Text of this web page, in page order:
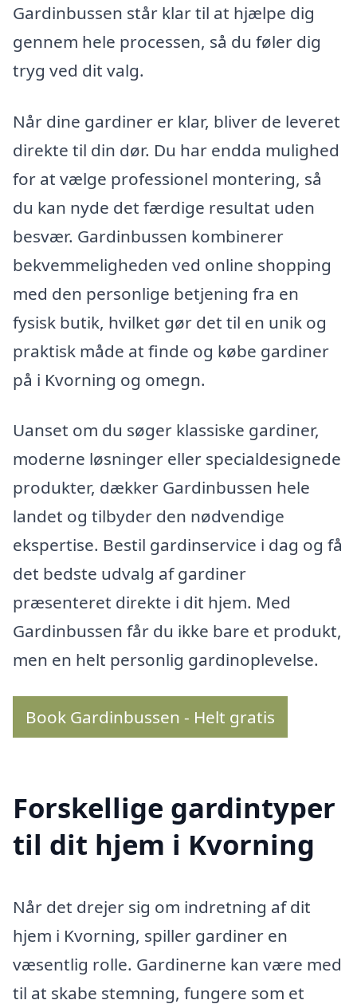
Gardinbussen står klar til at hjælpe dig
gennem hele processen, så du føler dig
tryg ved dit valg.
Når dine gardiner er klar, bliver de leveret
direkte til din dør. Du har endda mulighed
for at vælge professionel montering, så
du kan nyde det færdige resultat uden
besvær. Gardinbussen kombinerer
bekvemmeligheden ved online shopping
med den personlige betjening fra en
fysisk butik, hvilket gør det til en unik og
praktisk måde at finde og købe gardiner
på i Kvorning og omegn.
Uanset om du søger klassiske gardiner,
moderne løsninger eller specialdesignede
produkter, dækker Gardinbussen hele
landet og tilbyder den nødvendige
ekspertise. Bestil gardinservice i dag og få
det bedste udvalg af gardiner
præsenteret direkte i dit hjem. Med
Gardinbussen får du ikke bare et produkt,
men en helt personlig gardinoplevelse.
Book Gardinbussen - Helt gratis
Forskellige gardintyper
til dit hjem i Kvorning
Når det drejer sig om indretning af dit
hjem i Kvorning, spiller gardiner en
væsentlig rolle. Gardinerne kan være med
til at skabe stemning, fungere som et